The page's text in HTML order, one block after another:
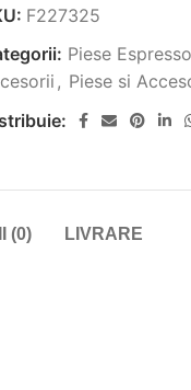
F227325
Piese
, Piese si
(0) LIVRARE